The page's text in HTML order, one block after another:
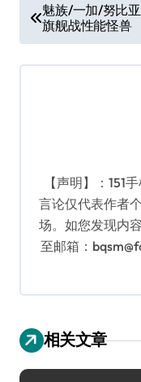
章
导
魅族/一加/努比
旗舰战性能怪兽
【声明】：151
言论仅代表作者
场。如您发现内
至邮箱：
相关文章